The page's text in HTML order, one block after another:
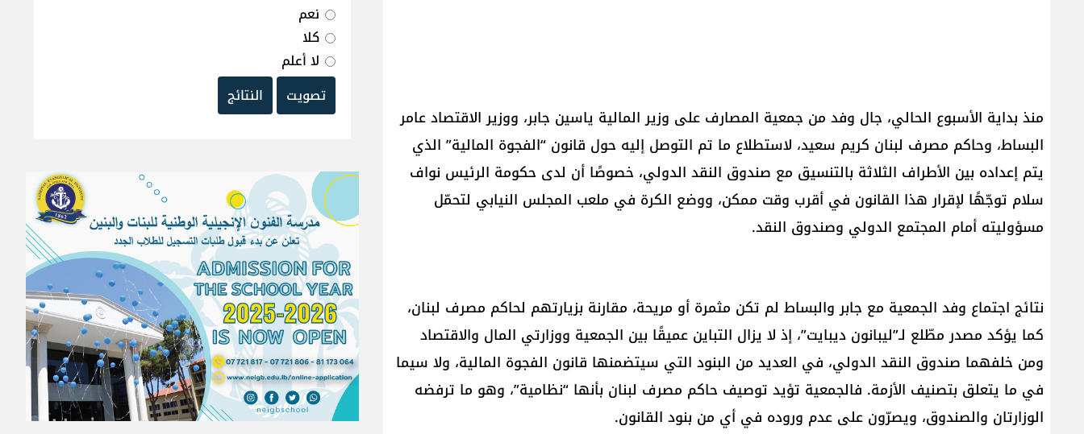
منذ بداية الأسبوع الحالي، جال وفد من جمعية المصارف على وزير المالية ياسين جابر، ووزير الاقتصاد عامر
البساط، وحاكم مصرف لبنان كريم سعيد، لاستطلاع ما تم التوصل إليه حول قانون “الفجوة المالية” الذي
يتم إعداده بين الأطراف الثلاثة بالتنسيق مع صندوق النقد الدولي، خصوصًا أن لدى حكومة الرئيس نواف
سلام توجّهًا لإقرار هذا القانون في أقرب وقت ممكن، ووضع الكرة في ملعب المجلس النيابي لتحمّل
مسؤوليته أمام المجتمع الدولي وصندوق النقد.
نتائج اجتماع وفد الجمعية مع جابر والبساط لم تكن مثمرة أو مريحة، مقارنة بزيارتهم لحاكم مصرف لبنان،
كما يؤكد مصدر مطّلع لـ”ليبانون ديبايت”، إذ لا يزال التباين عميقًا بين الجمعية ووزارتي المال والاقتصاد
ومن خلفهما صندوق النقد الدولي، في العديد من البنود التي سيتضمنها قانون الفجوة المالية، ولا سيما
في ما يتعلق بتصنيف الأزمة. فالجمعية تؤيد توصيف حاكم مصرف لبنان بأنها “نظامية”، وهو ما ترفضه
الوزارتان والصندوق، ويصرّون على عدم وروده في أي من بنود القانون.
نعم
كلا
لا أعلم
تصويت
النتائج